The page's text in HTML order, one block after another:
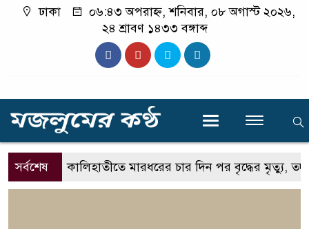
ঢাকা
০৬:৪৩ অপরাহ্ন, শনিবার, ০৮ অগাস্ট ২০২৬,
২৪ শ্রাবণ ১৪৩৩ বঙ্গাব্দ
সর্বশেষ কালিহাতীতে মারধরের চার দিন পর বৃদ্ধের মৃত্যু,